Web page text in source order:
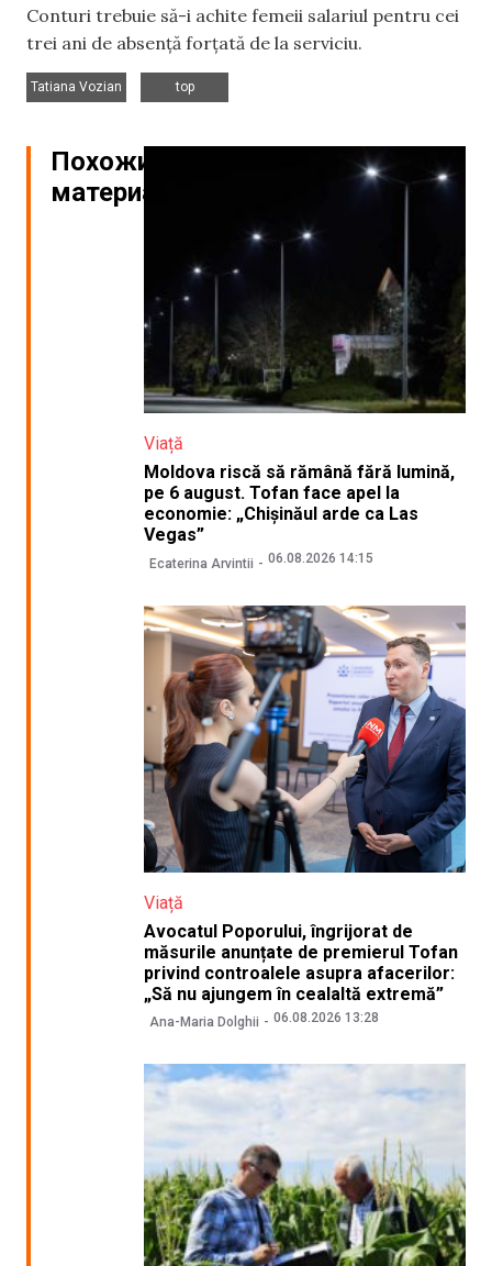
Conturi trebuie să-i achite femeii salariul pentru cei
trei ani de absență forțată de la serviciu.
Tatiana Vozian
top
Похожие
материалы
Viață
Moldova riscă să rămână fără lumină,
pe 6 august. Tofan face apel la
economie: „Chișinăul arde ca Las
Vegas”
Ecaterina Arvintii 06.08.2026 14:15
Viață
Avocatul Poporului, îngrijorat de
măsurile anunțate de premierul Tofan
privind controalele asupra afacerilor:
„Să nu ajungem în cealaltă extremă”
Ana-Maria Dolghii 06.08.2026 13:28